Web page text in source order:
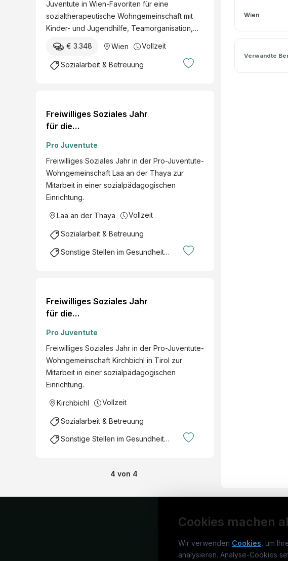
Juventute in Wien-Favoriten für eine
sozialtherapeutische Wohngemeinschaft mit
Kinder- und Jugendhilfe, Teamorganisation,…
€ 3.348 Wien Vollzeit
Sozialarbeit & Betreuung
Freiwilliges Soziales Jahr
für die
an der Thaya (m./w./d.)
Pro Juventute
Freiwilliges Soziales Jahr in der Pro-Juventute-
Wohngemeinschaft Laa an der Thaya zur
Mitarbeit in einer sozialpädagogischen
Einrichtung.
Laa an der Thaya Vollzeit
Sozialarbeit & Betreuung
Sonstige Stellen im Gesundheitsbereich
Freiwilliges Soziales Jahr
für die
Kirchbichl (m./w./d.)
Pro Juventute
Freiwilliges Soziales Jahr in der Pro-Juventute-
Wohngemeinschaft Kirchbichl in Tirol zur
Mitarbeit in einer sozialpädagogischen
Einrichtung.
Kirchbichl Vollzeit
Sozialarbeit & Betreuung
Sonstige Stellen im Gesundheitsbereich
4 von 4
Wien
Verwandte
Cookies machen
Wir verwenden Cookies , um
analysieren. Analyse-Cookies